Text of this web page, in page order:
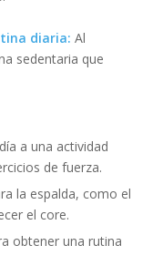
diaria: Al
sedentaria que
a una actividad
de fuerza.
la espalda, como el
el core.
obtener una rutina